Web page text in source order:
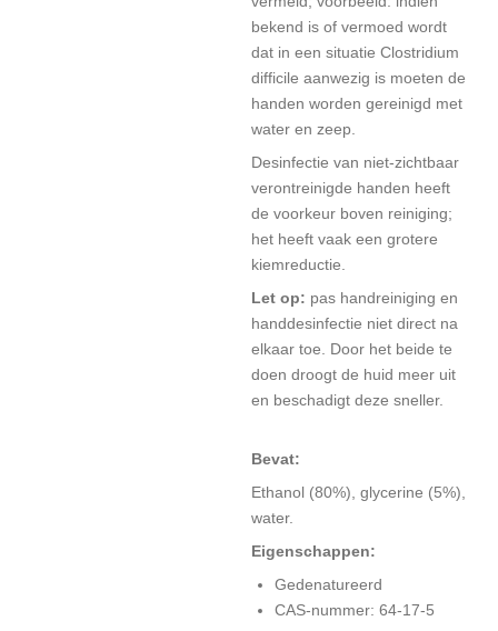
bekend is of vermoed wordt
dat in een situatie Clostridium
difficile aanwezig is moeten de
handen worden gereinigd met
water en zeep.
Desinfectie van niet-zichtbaar
verontreinigde handen heeft
de voorkeur boven reiniging;
het heeft vaak een grotere
kiemreductie.
Let op: pas handreiniging en
handdesinfectie niet direct na
elkaar toe. Door het beide te
doen droogt de huid meer uit
en beschadigt deze sneller.
Bevat:
Ethanol (80%), glycerine (5%),
water.
Eigenschappen:
Gedenatureerd
CAS-nummer: 64-17-5